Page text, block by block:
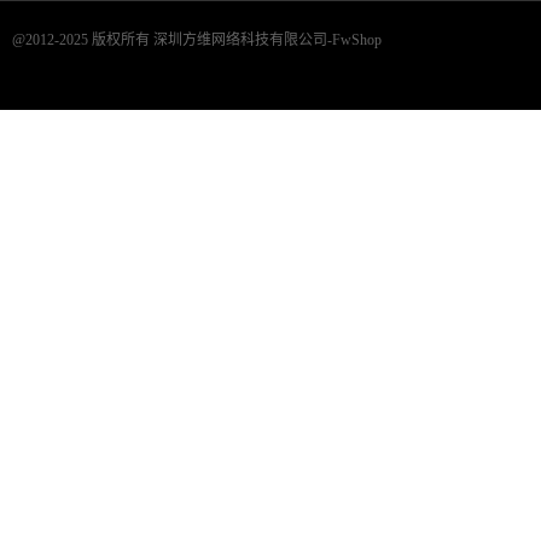
@2012-2025 版权所有 深圳方维网络科技有限公司-FwShop